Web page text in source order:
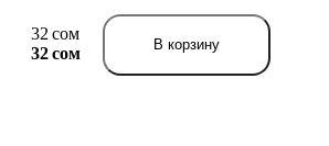
32 сом
32 сом
В корзину